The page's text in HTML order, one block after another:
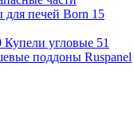
для печей Born 15
Купели угловые 51
поддоны Ruspanel